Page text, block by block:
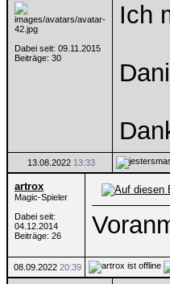
Dabei seit: 09.11.2015
Beiträge: 30
Ich
13.08.2022 13:33
artrox
Magic-Spieler
Dabei seit:
04.12.2014
Beiträge: 26
08.09.2022 20:39